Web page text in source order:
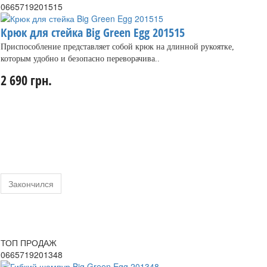
0665719201515
Крюк для стейка Big Green Egg 201515
Приспособление представляет собой крюк на длинной рукоятке,
которым удобно и безопасно переворачива..
2 690 грн.
Закончился
ТОП ПРОДАЖ
0665719201348